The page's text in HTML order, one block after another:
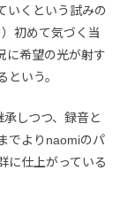
いくという試みの
初めて気づく当
に希望の光が射す
いう。
しつつ、録音と
でよりnaomiのパ
に仕上がっている